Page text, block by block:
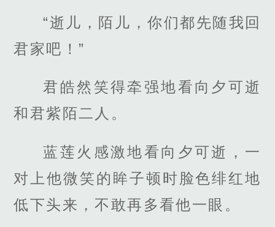
“逝儿，陌儿，你们都先随我回
君家吧！”
君皓然笑得牵强地看向夕可逝
和君紫陌二人。
蓝莲火感激地看向夕可逝，一
对上他微笑的眸子顿时脸色绯红地
低下头来，不敢再多看他一眼。